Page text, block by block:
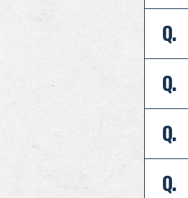
Q.
Q.
Q.
Q.